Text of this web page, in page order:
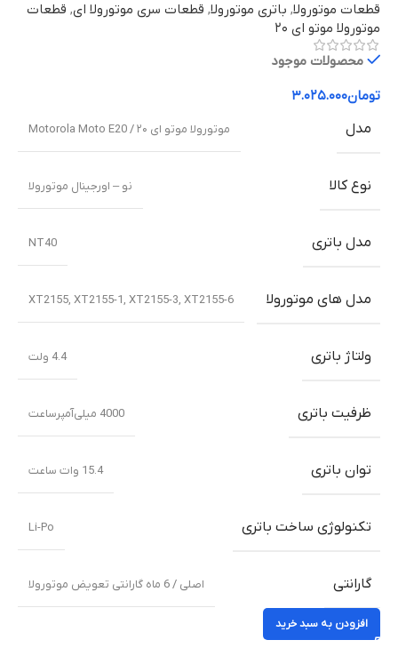
قطعات موتورولا, باتری موتورولا, قطعات سری موتورولا ای, قطعات
موتورولا موتو ای ۲۰
محصولات موجود
تومان۳.۰۲۵.۰۰۰
مدل
موتورولا موتو ای ۲۰ / Motorola Moto E20
نوع کالا نو – اورجینال موتورولا
مدل باتری NT40
مدل های موتورولا XT2155, XT2155-1, XT2155-3, XT2155-6
ولتاژ باتری 4.4 ولت
ظرفیت باتری 4000 میلی‌‌‌آمپرساعت
توان باتری 15.4 وات ساعت
تکنولوژی ساخت باتری Li-Po
گارانتی اصلی / 6 ماه گارانتی تعویض موتورولا
افزودن به سبد خرید